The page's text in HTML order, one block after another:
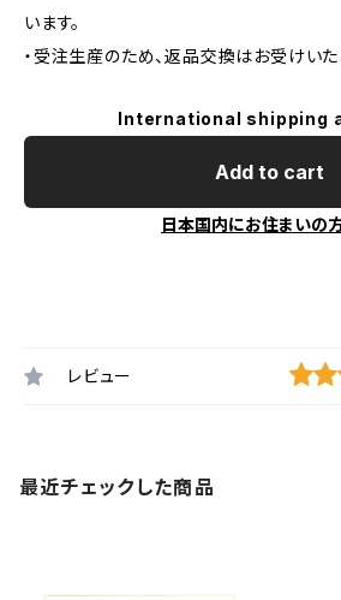
います。
・受注生産のため、返品交換はお受けいた
International shipping
Add to cart
日本国内にお住まいの
レビュー
最近チェックした商品